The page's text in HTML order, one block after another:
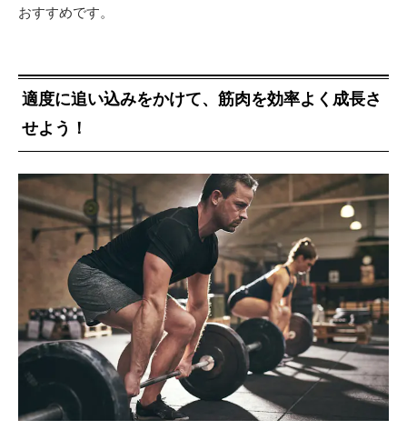
おすすめです。
適度に追い込みをかけて、筋肉を効率よく成長さ
せよう！